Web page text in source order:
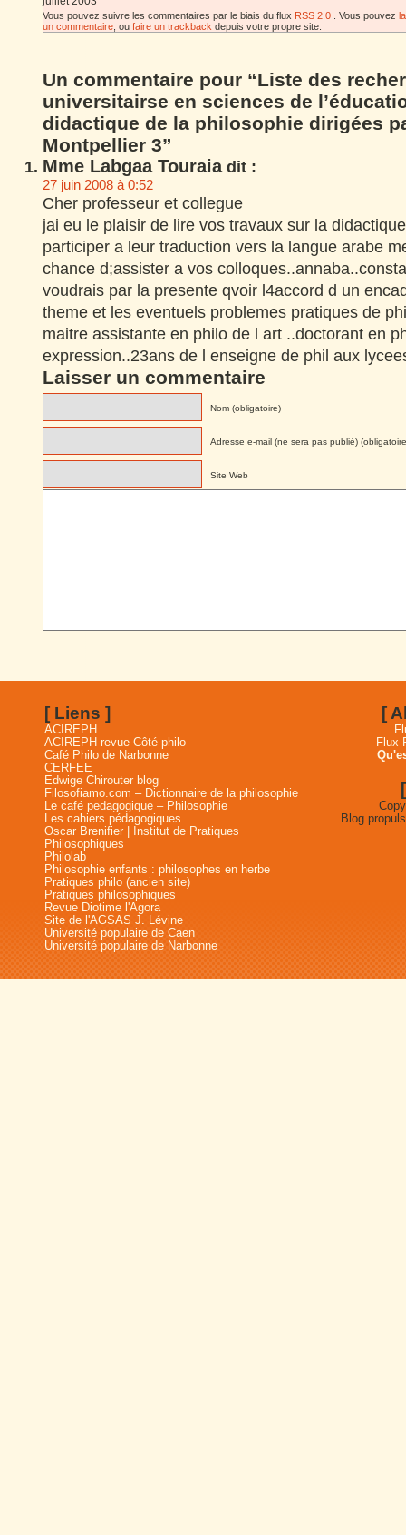
Vous pouvez suivre les commentaires par le biais du flux RSS 2.0 . Vous pouvez
un commentaire , ou faire un trackback depuis votre propre site.
Un commentaire pour “Liste des
universitairse en sciences de
didactique de la philosophie dirigées
Montpellier 3”
Mme Labgaa Touraiadit :
27 juin 2008 à 0:52
Cher professeur et collegue
jai eu le plaisir de lire vos travaux sur la
participer a leur traduction vers la langue arabe
chance d;assister a vos
voudrais par la presente qvoir l4accord d un
theme et les eventuels problemes pratiques de
maitre assistante en philo de l art ..doctorant en
expression..23ans de l enseigne de phil aux
Laisser un commentaire
Nom (obligatoire)
Adresse e-mail (ne sera pas publié)
Site Web
[ Liens ]
ACIREPH
ACIREPH revue Côté philo
Café Philo de Narbonne
CERFEE
Edwige Chirouter blog
Filosofiamo.com – Dictionnaire de la philosophie
Le café pedagogique – Philosophie
Les cahiers pédagogiques
Oscar Brenifier | Institut de Pratiques
Philosophiques
Philolab
Philosophie enfants : philosophes en herbe
Pratiques philo (ancien site)
Pratiques philosophiques
Revue Diotime l'Agora
Site de l'AGSAS J. Lévine
Université populaire de Caen
Université populaire de Narbonne
[
Flux
Blog